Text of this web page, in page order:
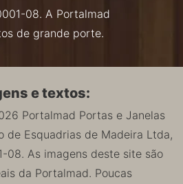
08. A Portalmad
de grande porte.
e textos:
Portalmad Portas e Janelas
Esquadrias de Madeira Ltda,
08. As imagens deste site são
da Portalmad. Poucas